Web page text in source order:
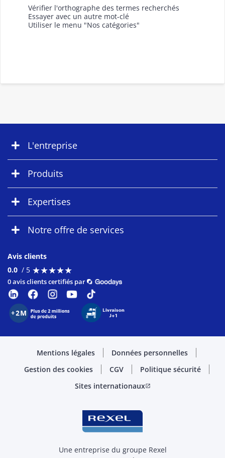
Vérifier l'orthographe des termes recherchés
Essayer avec un autre mot-clé
Utiliser le menu "Nos catégories"
L'entreprise
Produits
Expertises
Notre offre de services
Avis clients
0.0 / 5 ★★★★★
★★★★★
0 avis clients certifiés par
Mentions légales
Données personnelles
Gestion des cookies
CGV
Politique sécurité
Sites internationauxopen_in_new
Une entreprise du groupe Rexel